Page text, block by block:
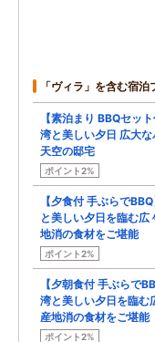
「ヴィラ」を含む宿泊
【素泊まり BBQセッ
湾と美しい夕日 広大
天空の邸宅
ポイント2%
【夕食付 手ぶらで
と美しい夕日を臨む広
地消の食材をご堪能
ポイント2%
【夕朝食付 手ぶらで
湾と美しい夕日を臨む
産地消の食材をご堪能
ポイント2%